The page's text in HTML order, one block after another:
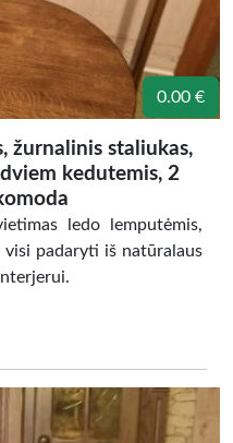
0.00 €
žurnalinis staliukas,
kedutemis, 2
ledo lemputėmis,
padaryti iš natūralaus